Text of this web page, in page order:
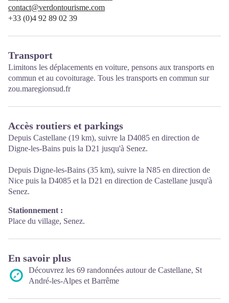
contact@verdontourisme.com
+33 (0)4 92 89 02 39
Transport
Limitons les déplacements en voiture, pensons aux transports en
commun et au covoiturage. Tous les transports en commun sur
zou.maregionsud.fr
Accès routiers et parkings
Depuis Castellane (19 km), suivre la D4085 en direction de
Digne-les-Bains puis la D21 jusqu'à Senez.
Depuis Digne-les-Bains (35 km), suivre la N85 en direction de
Nice puis la D4085 et la D21 en direction de Castellane jusqu'à
Senez.
Stationnement :
Place du village, Senez.
En savoir plus
Découvrez les 69 randonnées autour de Castellane, St
André-les-Alpes et Barrême